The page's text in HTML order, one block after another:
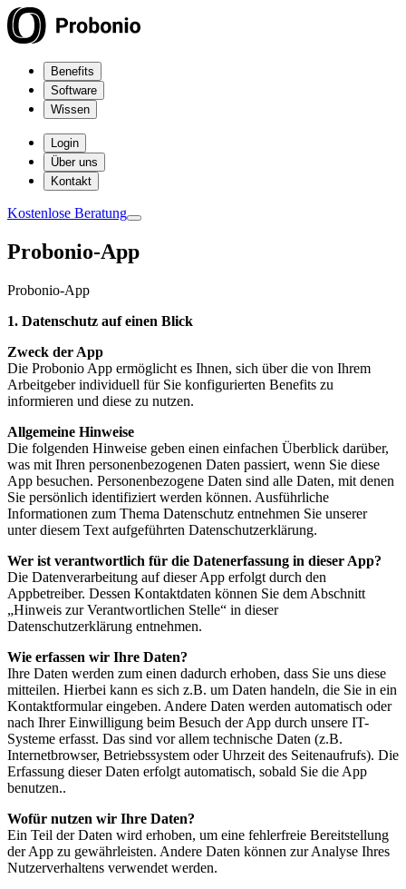
Benefits
Software
Wissen
Login
Über uns
Kontakt
Kostenlose Beratung
Probonio-App
Probonio-App
1. Datenschutz auf einen Blick
Zweck der App
Die Probonio App ermöglicht es Ihnen, sich über die von Ihrem
Arbeitgeber individuell für Sie konfigurierten Benefits zu
informieren und diese zu nutzen.
Allgemeine Hinweise
Die folgenden Hinweise geben einen einfachen Überblick darüber,
was mit Ihren personenbezogenen Daten passiert, wenn Sie diese
App besuchen. Personenbezogene Daten sind alle Daten, mit denen
Sie persönlich identifiziert werden können. Ausführliche
Informationen zum Thema Datenschutz entnehmen Sie unserer
unter diesem Text aufgeführten Datenschutzerklärung.
Wer ist verantwortlich für die Datenerfassung in dieser App?
Die Datenverarbeitung auf dieser App erfolgt durch den
Appbetreiber. Dessen Kontaktdaten können Sie dem Abschnitt
„Hinweis zur Verantwortlichen Stelle“ in dieser
Datenschutzerklärung entnehmen.
Wie erfassen wir Ihre Daten?
Ihre Daten werden zum einen dadurch erhoben, dass Sie uns diese
mitteilen. Hierbei kann es sich z.B. um Daten handeln, die Sie in ein
Kontaktformular eingeben. Andere Daten werden automatisch oder
nach Ihrer Einwilligung beim Besuch der App durch unsere IT-
Systeme erfasst. Das sind vor allem technische Daten (z.B.
Internetbrowser, Betriebssystem oder Uhrzeit des Seitenaufrufs). Die
Erfassung dieser Daten erfolgt automatisch, sobald Sie die App
benutzen..
Wofür nutzen wir Ihre Daten?
Ein Teil der Daten wird erhoben, um eine fehlerfreie Bereitstellung
der App zu gewährleisten. Andere Daten können zur Analyse Ihres
Nutzerverhaltens verwendet werden.